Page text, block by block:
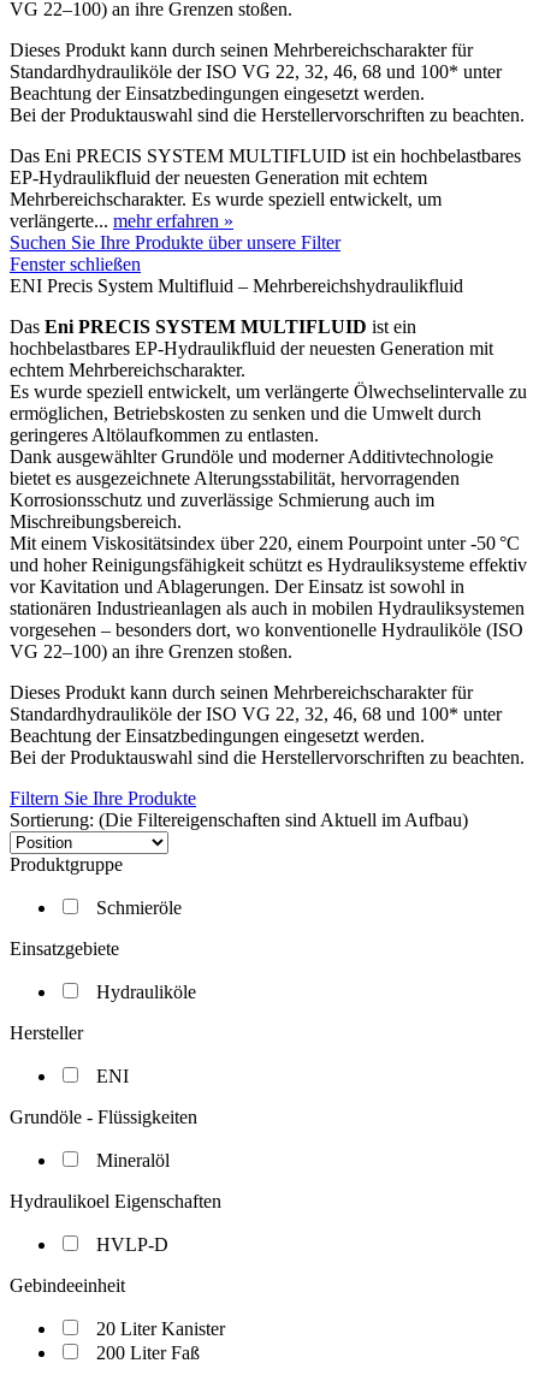
VG 22–100) an ihre Grenzen stoßen.
Dieses Produkt kann durch seinen Mehrbereichscharakter für
Standardhydrauliköle der ISO VG 22, 32, 46, 68 und 100* unter
Beachtung der Einsatzbedingungen eingesetzt werden.
Bei der Produktauswahl sind die Herstellervorschriften zu beachten.
Das Eni PRECIS SYSTEM MULTIFLUID ist ein hochbelastbares
EP-Hydraulikfluid der neuesten Generation mit echtem
Mehrbereichscharakter. Es wurde speziell entwickelt, um
verlängerte... mehr erfahren »
Suchen Sie Ihre Produkte über unsere Filter
Fenster schließen
ENI Precis System Multifluid – Mehrbereichshydraulikfluid
Das Eni PRECIS SYSTEM MULTIFLUID ist ein
hochbelastbares EP-Hydraulikfluid der neuesten Generation mit
echtem Mehrbereichscharakter.
Es wurde speziell entwickelt, um verlängerte Ölwechselintervalle zu
ermöglichen, Betriebskosten zu senken und die Umwelt durch
geringeres Altölaufkommen zu entlasten.
Dank ausgewählter Grundöle und moderner Additivtechnologie
bietet es ausgezeichnete Alterungsstabilität, hervorragenden
Korrosionsschutz und zuverlässige Schmierung auch im
Mischreibungsbereich.
Mit einem Viskositätsindex über 220, einem Pourpoint unter -50 °C
und hoher Reinigungsfähigkeit schützt es Hydrauliksysteme effektiv
vor Kavitation und Ablagerungen. Der Einsatz ist sowohl in
stationären Industrieanlagen als auch in mobilen Hydrauliksystemen
vorgesehen – besonders dort, wo konventionelle Hydrauliköle (ISO
VG 22–100) an ihre Grenzen stoßen.
Dieses Produkt kann durch seinen Mehrbereichscharakter für
Standardhydrauliköle der ISO VG 22, 32, 46, 68 und 100* unter
Beachtung der Einsatzbedingungen eingesetzt werden.
Bei der Produktauswahl sind die Herstellervorschriften zu beachten.
Filtern Sie Ihre Produkte
Sortierung: (Die Filtereigenschaften sind Aktuell im Aufbau)
Produktgruppe
Schmieröle
Einsatzgebiete
Hydrauliköle
Hersteller
ENI
Grundöle - Flüssigkeiten
Mineralöl
Hydraulikoel Eigenschaften
HVLP-D
Gebindeeinheit
20 Liter Kanister
200 Liter Faß